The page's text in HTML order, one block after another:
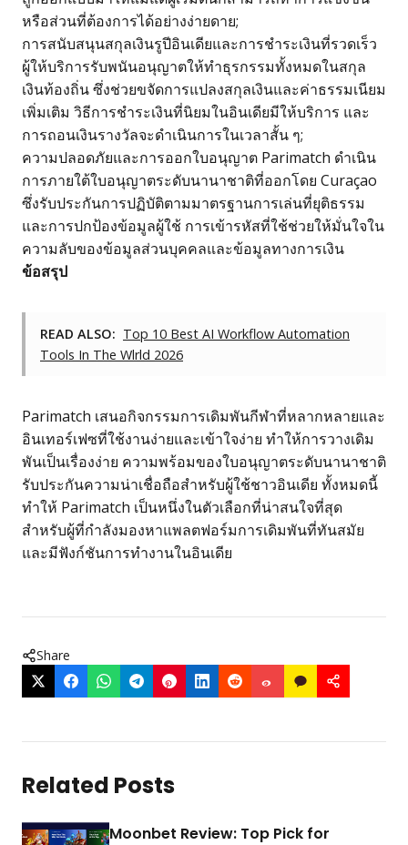
หรือส่วนที่ต้องการได้อย่างง่ายดาย;
การสนับสนุนสกุลเงินรูปีอินเดียและการชำระเงินที่รวดเร็ว
ผู้ให้บริการรับพนันอนุญาตให้ทำธุรกรรมทั้งหมดในสกุล
เงินท้องถิ่น ซึ่งช่วยขจัดการแปลงสกุลเงินและค่าธรรมเนียม
เพิ่มเติม วิธีการชำระเงินที่นิยมในอินเดียมีให้บริการ และ
การถอนเงินรางวัลจะดำเนินการในเวลาสั้น ๆ;
ความปลอดภัยและการออกใบอนุญาต Parimatch ดำเนิน
การภายใต้ใบอนุญาตระดับนานาชาติที่ออกโดย Curaçao
ซึ่งรับประกันการปฏิบัติตามมาตรฐานการเล่นที่ยุติธรรม
และการปกป้องข้อมูลผู้ใช้ การเข้ารหัสที่ใช้ช่วยให้มั่นใจใน
ความลับของข้อมูลส่วนบุคคลและข้อมูลทางการเงิน
ข้อสรุป
READ ALSO: Top 10 Best AI Workflow Automation
Tools In The Wlrld 2026
Parimatch เสนอกิจกรรมการเดิมพันกีฬาที่หลากหลายและ
อินเทอร์เฟซที่ใช้งานง่ายและเข้าใจง่าย ทำให้การวางเดิม
พันเป็นเรื่องง่าย ความพร้อมของใบอนุญาตระดับนานาชาติ
รับประกันความน่าเชื่อถือสำหรับผู้ใช้ชาวอินเดีย ทั้งหมดนี้
ทำให้ Parimatch เป็นหนึ่งในตัวเลือกที่น่าสนใจที่สุด
สำหรับผู้ที่กำลังมองหาแพลตฟอร์มการเดิมพันที่ทันสมัย
และมีฟังก์ชันการทำงานในอินเดีย
Share
Related Posts
Moonbet Review: Top Pick for